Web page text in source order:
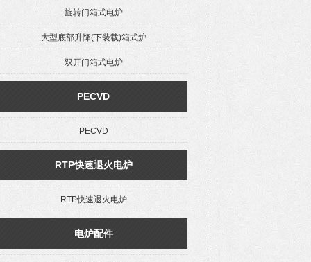
旋转门箱式电炉
大型底部升降(下装载)箱式炉
双开门箱式电炉
PECVD
PECVD
RTP快速退火电炉
RTP快速退火电炉
电炉配件